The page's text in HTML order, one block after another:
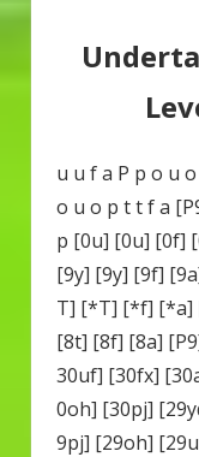
u u f a P p o u
o u o p t t f a
p [0u] [0u] [0f]
[9y] [9y] [9f]
T] [*T] [*f]
[8t] [8f] [8a]
30uf] [30fx]
0oh] [30pj]
9pj] [29oh]